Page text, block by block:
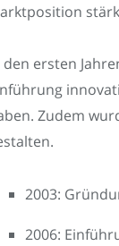
den ersten
Zudem
2003:
2006: